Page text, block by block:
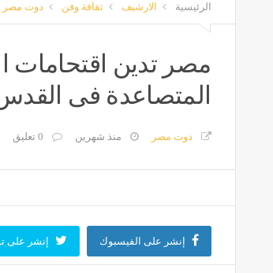
حليف ترامب، رئيس كولومبيا الجديد يعلن انضمامه إلى مبادرة
مصر منذ 51 دقيقة
المكتبة الوطنية تطور مهارات أخصائيي المكتبات
الرئيسية الارشيف ثقافة وفن دوت مصر
مصر تدين اقتحامات
المتصاعدة فى
دوت مصر منذ شهرين 0 تعليق
إنشر على الفيسبوك إنشر على